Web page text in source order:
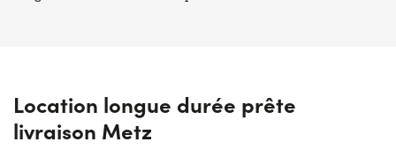
Location longue durée prête
livraison Metz